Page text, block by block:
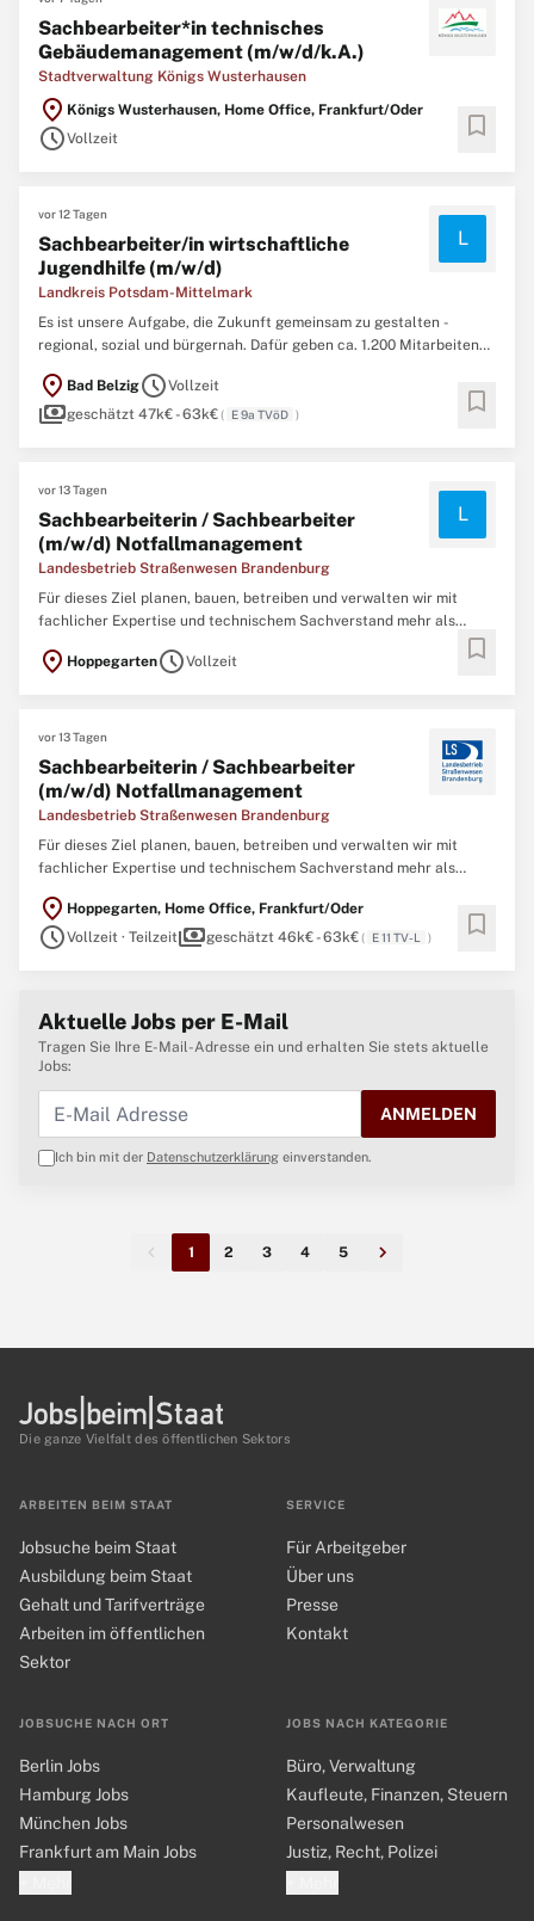
Sachbearbeiter*in technisches
Gebäudemanagement (m/w/d/k.A.)
Stadtverwaltung Königs Wusterhausen
location_on Königs Wusterhausen, Home Office, Frankfurt/Oder
scheduleVollzeit bookmark
vor 12 Tagen
Sachbearbeiter/in wirtschaftliche
Jugendhilfe (m/w/d)
Landkreis Potsdam-Mittelmark
L
Es ist unsere Aufgabe, die Zukunft gemeinsam zu gestalten -
regional, sozial und bürgernah. Dafür geben ca. 1.200 Mitarbeitende
Bürger sämtliche Leistungen nicht nur zu erbringen, sondern stetig
zu verbessern. Gehen Sie
location_on Bad BelzigscheduleVollzeit
paymentsgeschätzt 47k€ - 63k€( E 9a TVöD ) bookmark
vor 13 Tagen
Sachbearbeiterin / Sachbearbeiter
(m/w/d) Notfallmanagement
Landesbetrieb Straßenwesen Brandenburg
L
Für dieses Ziel planen, bauen, betreiben und verwalten wir mit
fachlicher Expertise und technischem Sachverstand mehr als
8.300 km Straßennetz und 1.700 km Radwege. Mit einer Vielzahl
von Dienststätten und Straßenmeistereien sind wir als moderne
location_on HoppegartenscheduleVollzeit bookmark
vor 13 Tagen
Sachbearbeiterin / Sachbearbeiter
(m/w/d) Notfallmanagement
Landesbetrieb Straßenwesen Brandenburg
Für dieses Ziel planen, bauen, betreiben und verwalten wir mit
fachlicher Expertise und technischem Sachverstand mehr als
von Dienststätten und Straßenmeistereien sind wir als moderne
Straßenbauverwaltung in allen Regionen
location_on Hoppegarten, Home Office, Frankfurt/Oder
scheduleVollzeit · Teilzeitpaymentsgeschätzt 46k€ - 63k€( E 11 TV-L ) bookmark
Aktuelle Jobs per E-Mail
Tragen Sie Ihre E-Mail-Adresse ein und erhalten Sie stets aktuelle
Jobs:
ANMELDEN
Ich bin mit der Datenschutzerklärung einverstanden.
1 2 3 4 5
Die ganze Vielfalt des öffentlichen Sektors
ARBEITEN BEIM STAAT
Jobsuche beim Staat
Ausbildung beim Staat
Gehalt und Tarifverträge
Arbeiten im öffentlichen
Sektor
JOBSUCHE NACH ORT
Berlin Jobs
Hamburg Jobs
München Jobs
Frankfurt am Main Jobs
JOBS NACH KATEGORIE
Büro, Verwaltung
Kaufleute, Finanzen, Steuern
Personalwesen
Justiz, Recht, Polizei
SERVICE
Für Arbeitgeber
Über uns
Presse
Kontakt